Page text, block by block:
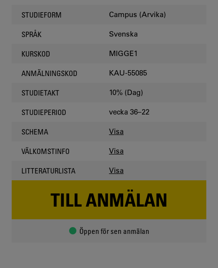
STUDIEFORM Campus (Arvika)
SPRÅK Svenska
KURSKOD MIGGE1
ANMÄLNINGSKOD KAU-55085
STUDIETAKT 10% (Dag)
STUDIEPERIOD vecka 36–22
SCHEMA Visa
VÄLKOMSTINFO Visa
LITTERATURLISTA Visa
TILL ANMÄLAN
Öppen för sen anmälan